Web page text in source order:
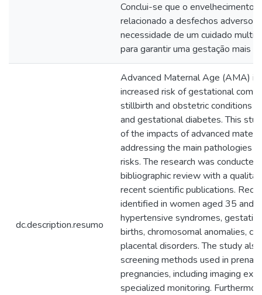
Conclui-se que o envelhecimento
relacionado a desfechos
necessidade de um cuidado
para garantir uma gestação mais
dc.description.resumo
Advanced Maternal Age (AMA) is
increased risk of gestational
stillbirth and obstetric conditions
and gestational diabetes. This
of the impacts of advanced
addressing the main pathologies
risks. The research was
bibliographic review with a
recent scientific publications.
identified in women aged 35 and
hypertensive syndromes,
births, chromosomal anomalies,
placental disorders. The study
screening methods used in
pregnancies, including imaging
specialized monitoring.